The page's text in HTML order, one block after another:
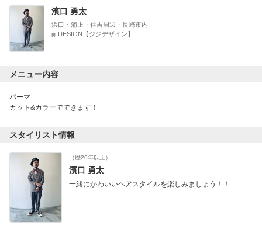
濱口 勇太
浜口・浦上・住吉周辺・長崎市内
jiji DESIGN【ジジデザイン】
メニュー内容
パーマ
カット&カラーでできます！
スタイリスト情報
（歴20年以上）
濱口 勇太
一緒にかわいいヘアスタイルを楽しみましょう！！